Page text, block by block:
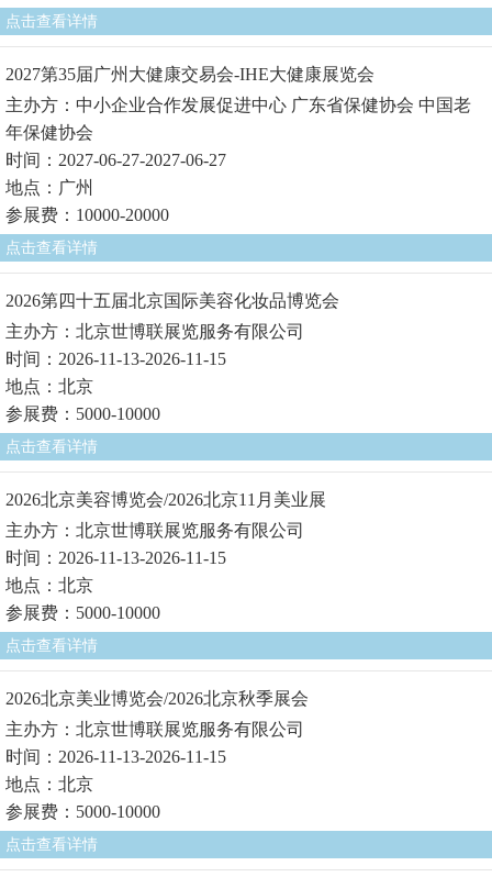
点击查看详情
2027第35届广州大健康交易会-IHE大健康展览会
主办方：中小企业合作发展促进中心 广东省保健协会 中国老
年保健协会
时间：2027-06-27-2027-06-27
地点：广州
参展费：10000-20000
点击查看详情
2026第四十五届北京国际美容化妆品博览会
主办方：北京世博联展览服务有限公司
时间：2026-11-13-2026-11-15
地点：北京
参展费：5000-10000
点击查看详情
2026北京美容博览会/2026北京11月美业展
主办方：北京世博联展览服务有限公司
时间：2026-11-13-2026-11-15
地点：北京
参展费：5000-10000
点击查看详情
2026北京美业博览会/2026北京秋季展会
主办方：北京世博联展览服务有限公司
时间：2026-11-13-2026-11-15
地点：北京
参展费：5000-10000
点击查看详情